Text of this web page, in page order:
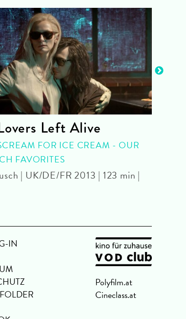
Left Alive
FOR ICE CREAM - OUR
FAVORITES
| UK/DE/FR 2013 | 123 min |
IN
Polyfilm.at
Cineclass.at